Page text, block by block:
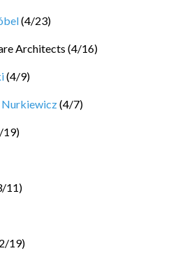
(4/23)
Architects (4/16)
(4/9)
Nurkiewicz(4/7)
/19)
/11)
2/19)